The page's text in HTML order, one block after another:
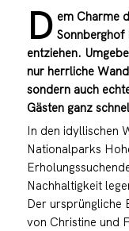
D em Charme
entziehen.
nur herrliche
sondern auch
Gästen ganz
In den idyllischen
Nationalparks
Nachhaltigkeit
Der ursprüngliche
von Christine und